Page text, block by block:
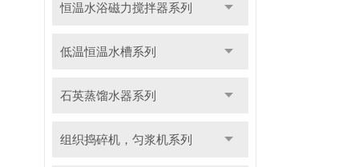
恒温水浴磁力搅拌器系列
低温恒温水槽系列
石英蒸馏水器系列
组织捣碎机，匀浆机系列